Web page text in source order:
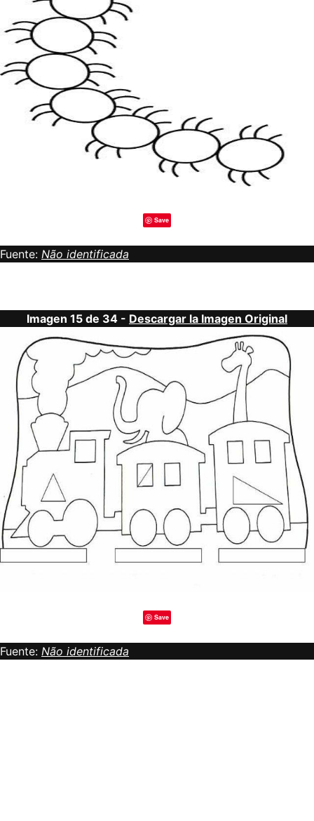
Save
Fuente: Não identificada
Imagen 15 de 34 - Descargar la Imagen Original
Save
Fuente: Não identificada